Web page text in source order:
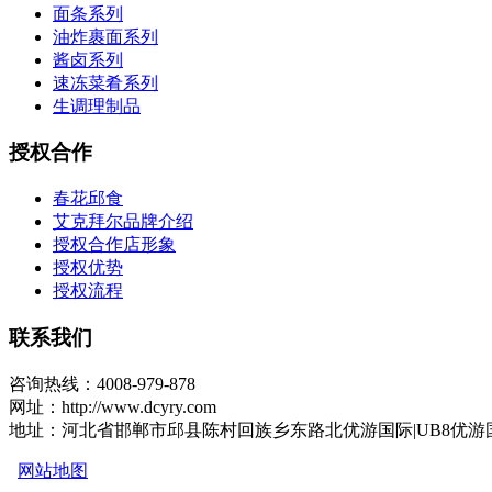
面条系列
油炸裹面系列
酱卤系列
速冻菜肴系列
生调理制品
授权合作
春花邱食
艾克拜尔品牌介绍
授权合作店形象
授权优势
授权流程
联系我们
咨询热线：4008-979-878
网址：http://www.dcyry.com
地址：河北省邯郸市邱县陈村回族乡东路北优游国际|UB8优游
网站地图